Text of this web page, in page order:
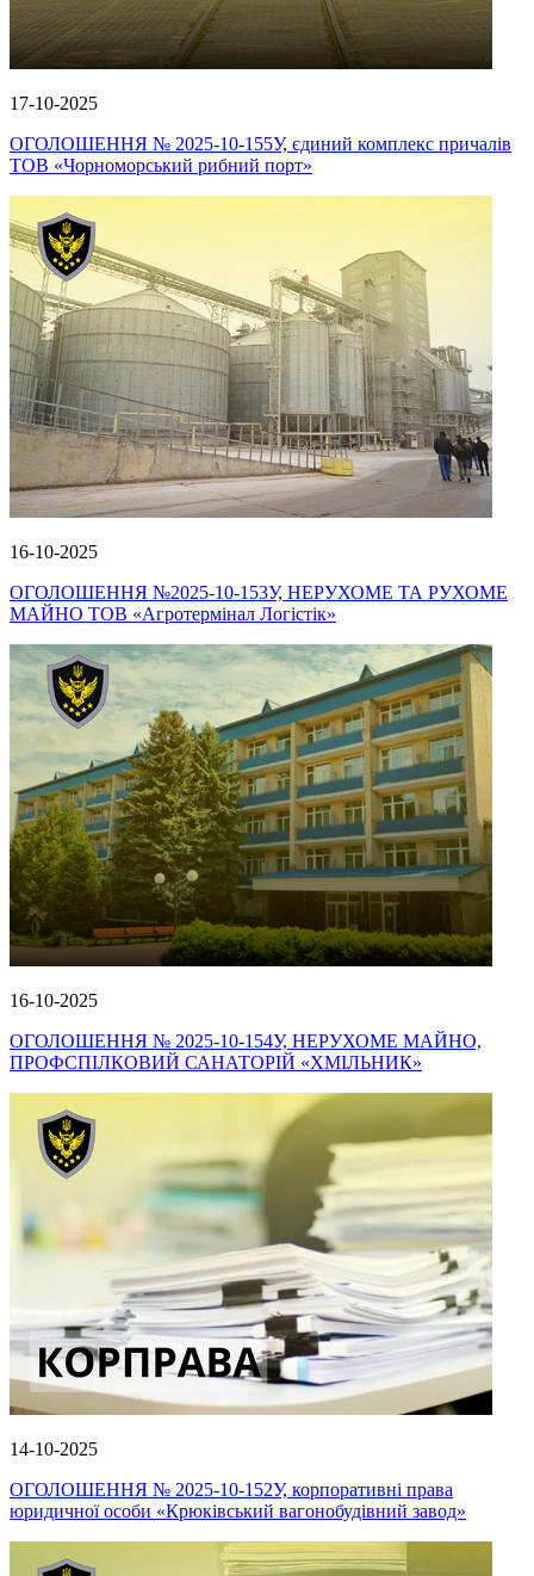
17-10-2025
ОГОЛОШЕННЯ № 2025-10-155У, єдиний комплекс причалів
ТОВ «Чорноморський рибний порт»
16-10-2025
ОГОЛОШЕННЯ №2025-10-153У, НЕРУХОМЕ ТА РУХОМЕ
МАЙНО ТОВ «Агротермінал Логістік»
16-10-2025
ОГОЛОШЕННЯ № 2025-10-154У, НЕРУХОМЕ МАЙНО,
ПРОФСПІЛКОВИЙ САНАТОРІЙ «ХМІЛЬНИК»
14-10-2025
ОГОЛОШЕННЯ № 2025-10-152У, корпоративні права
юридичної особи «Крюківський вагонобудівний завод»